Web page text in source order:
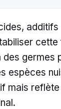
germes
espèces
mais